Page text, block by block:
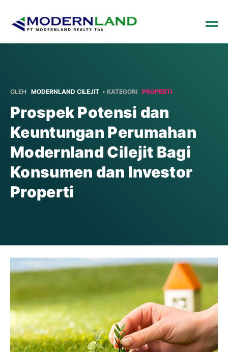
OLEH MODERNLAND CILEJIT • KATEGORI PROPERTI
Prospek Potensi dan
Keuntungan Perumahan
Modernland Cilejit Bagi
Konsumen dan Investor
Properti